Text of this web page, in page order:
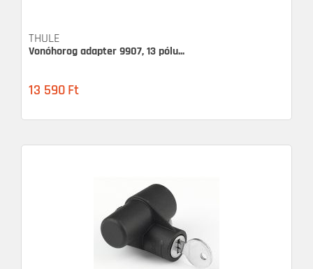
THULE
Vonóhorog adapter 9907, 13 pólu...
13 590 Ft